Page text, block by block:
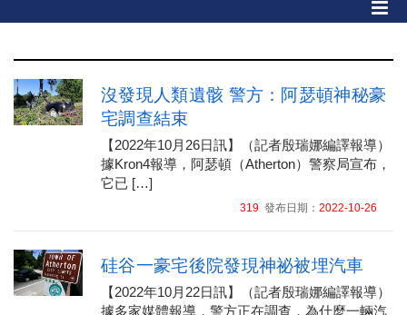
沒發現人類遺骸 警方：阿瑟頓神秘豪
宅調查結束
【2022年10月26日訊】（記者殷瑞娜編譯報導）
據Kron4報導，阿瑟頓（Atherton）警察局宣布，
它已 […]
319發布日期： 2022-10-26
硅谷一豪宅後院發現神祕被埋汽車
【2022年10月22日訊】（記者殷瑞娜編譯報導）
據多家媒體報導，警方正在調查，為什麼一輛汽